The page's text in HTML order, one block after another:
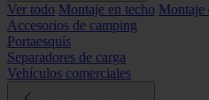
Ver todo Montaje en techo Montaje
Accesorios de camping
Portaesquís
Separadores de carga
Vehículos comerciales